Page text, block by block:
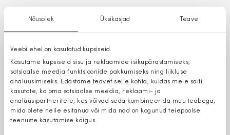
Nõusolek Üksikasjad Teave
Veebilehel on kasutatud küpsiseid.
Kasutame küpsiseid sisu ja reklaamide isikupärastamiseks,
sotsiaalse meedia funktsioonide pakkumiseks ning liikluse
analüüsimiseks. Edastame teavet selle kohta, kuidas meie saiti
kasutate, ka oma sotsiaalse meedia, reklaami- ja
analüüsipartneritele, kes võivad seda kombineerida muu teabega,
mida olete neile esitanud või mida nad on kogunud teiepoolse
teenuste kasutamise käigus.